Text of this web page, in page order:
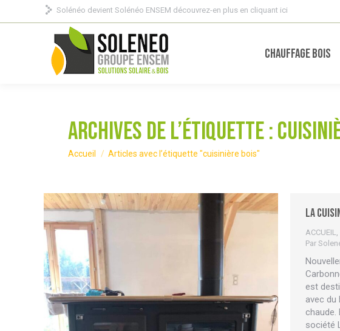
Solénéo devient Solénéo ENSEM découvrez-en plus en cliquant ici
Chauffage bois
Archives de l’étiquette :
Vous êtes ici :
Accueil Articles avec l’étiquette "cuisinière bois"
La
ACCUEIL,
Par
est
avec du
chaude.
société